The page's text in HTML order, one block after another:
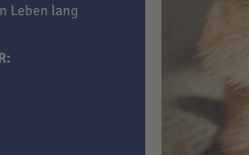
Leben lang